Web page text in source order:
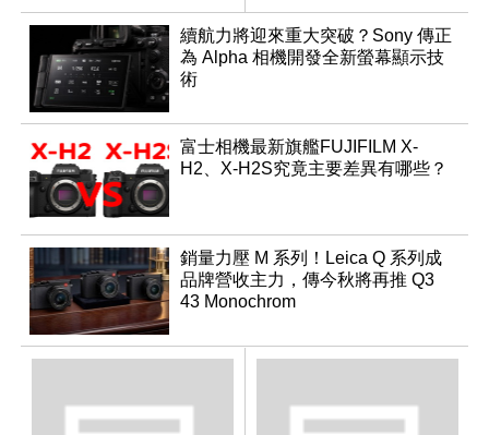
的 PENTAX 鏡片第一手使
用心得！
續航力將迎來重大突破？Sony 傳正
為 Alpha 相機開發全新螢幕顯示技
術
富士相機最新旗艦FUJIFILM X-
H2、X-H2S究竟主要差異有哪些？
銷量力壓 M 系列！Leica Q 系列成
品牌營收主力，傳今秋將再推 Q3
43 Monochrom